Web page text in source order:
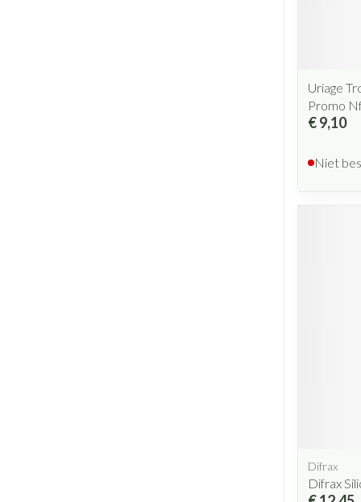
Uriage
Promo
€ 9,10
Niet
Difrax
Difrax